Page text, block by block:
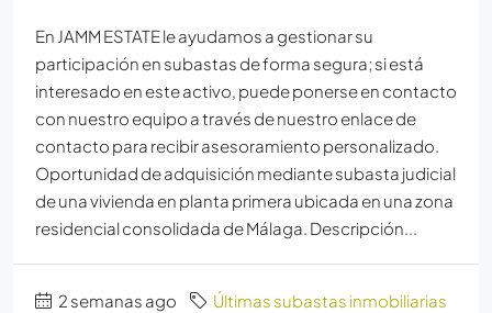
En JAMM ESTATE le ayudamos a gestionar su
participación en subastas de forma segura; si está
interesado en este activo, puede ponerse en contacto
con nuestro equipo a través de nuestro enlace de
contacto para recibir asesoramiento personalizado.
Oportunidad de adquisición mediante subasta judicial
de una vivienda en planta primera ubicada en una zona
residencial consolidada de Málaga. Descripción...
2 semanas ago Últimas subastas inmobiliarias